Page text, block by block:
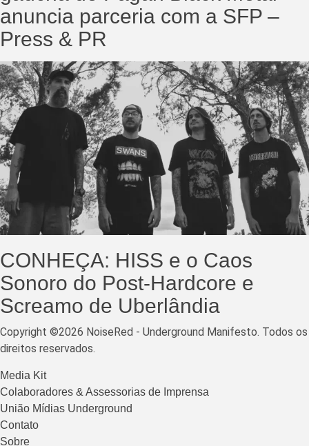
anuncia parceria com a SFP –
Press & PR
CONHEÇA: HISS e o Caos
Sonoro do Post-Hardcore e
Screamo de Uberlândia
Copyright ©2026 NoiseRed - Underground Manifesto. Todos os
direitos reservados.
Media Kit
Colaboradores & Assessorias de Imprensa
União Mídias Underground
Contato
Sobre